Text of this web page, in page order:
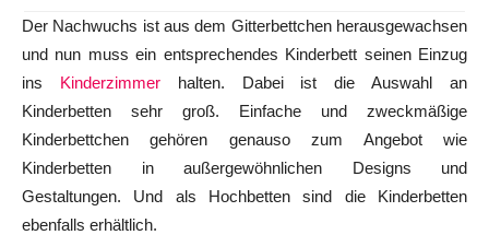
Der Nachwuchs ist aus dem Gitterbettchen herausgewachsen
und nun muss ein entsprechendes Kinderbett seinen Einzug
ins Kinderzimmerhalten. Dabei ist die Auswahl an
Kinderbetten sehr groß. Einfache und zweckmäßige
Kinderbettchen gehören genauso zum Angebot wie
Kinderbetten in außergewöhnlichen Designs und
Gestaltungen. Und als Hochbetten sind die Kinderbetten
ebenfalls erhältlich.